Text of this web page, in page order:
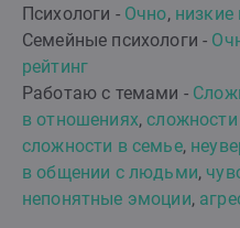
Психологи - Очно, низкие
Семейные психологи -
рейтинг
Работаю с темами -
в отношениях,
сложности в семье,
в общении с людьми,
непонятные эмоции,